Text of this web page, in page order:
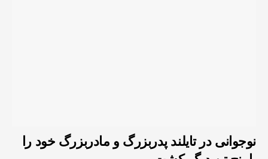
نوجوانی در تایلند پدربزرگ و مادربزرگ خود را